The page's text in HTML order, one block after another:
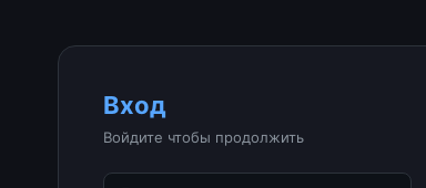
Вход
Войдите чтобы продолжить